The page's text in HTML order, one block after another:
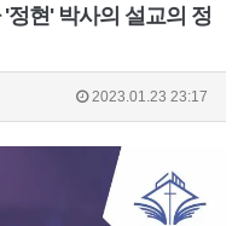
현' 박사의 설교의 정
2023.01.23 23:17